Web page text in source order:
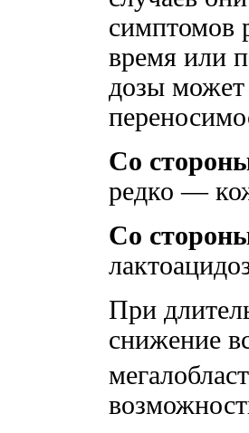
симптомов
время или
дозы
Со
редко —
Со
При
снижение